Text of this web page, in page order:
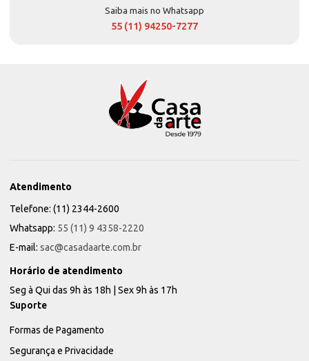
Saiba mais no Whatsapp
55 (11) 94250-7277
Atendimento
Telefone: (11) 2344-2600
Whatsapp: 55 (11) 9 4358-2220
E-mail: sac@casadaarte.com.br
Horário de atendimento
Seg à Qui das 9h às 18h | Sex 9h às 17h
Suporte
Formas de Pagamento
Segurança e Privacidade